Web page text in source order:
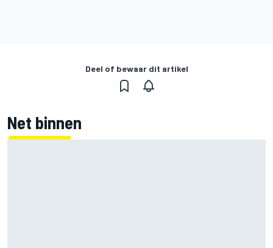
Deel of bewaar dit artikel
Net binnen